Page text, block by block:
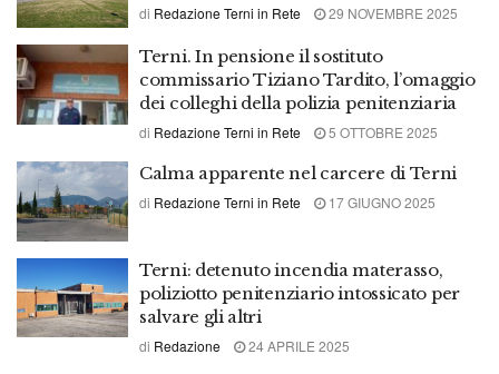
di Redazione Terni in Rete 29 NOVEMBRE 2025
Terni. In pensione il sostituto
commissario Tiziano Tardito, l’omaggio
dei colleghi della polizia penitenziaria
di Redazione Terni in Rete 5 OTTOBRE 2025
Calma apparente nel carcere di Terni
di Redazione Terni in Rete 17 GIUGNO 2025
Terni: detenuto incendia materasso,
poliziotto penitenziario intossicato per
salvare gli altri
di Redazione 24 APRILE 2025